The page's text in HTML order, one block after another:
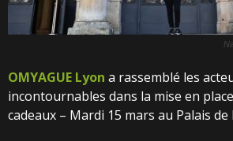
OMYAGUE Lyon a rassemblé les
incontournables dans la mise en
cadeaux – Mardi 15 mars au Palais de